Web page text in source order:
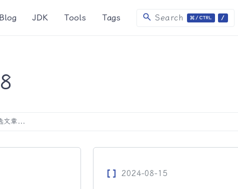
Blog JDK Tools Tags search Search
Data_Array 2024-08-15